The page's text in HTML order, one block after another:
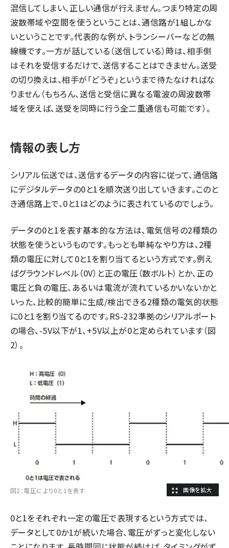
混信してしまい、正しい通信が行えません。つまり特定の周
波数帯域や空間を使うということは、通信路が1組しかな
いということです。代表的な例が、トランシーバーなどの無
線機です。一方が話している（送信している）時は、相手側
はそれを受信するだけで、送信することはできません。送受
の切り換えは、相手が「どうぞ」というまで待たなければな
りません（もちろん、送信と受信に異なる電波の周波数帯
域を使えば、送受を同時に行う全二重通信も可能です）。
情報の表し方
シリアル伝送では、送信するデータの内容に従って、通信路
にデジタルデータの0と1を順次送り出していきます。このと
き通信路上で、0と1はどのように表されているのでしょう。
データの0と1を表す基本的な方法は、電気信号の2種類の
状態を使うというものです。もっとも単純なやり方は、2種
類の電圧に対して0と1を割り当てるという方式です。例え
ばグラウンドレベル（0V）と正の電圧（数ボルト）とか、正の
電圧と負の電圧、あるいは電流が流れているかいないかと
いった、比較的簡単に生成/検出できる2種類の電気的状態
に0と1を割り当てるのです。RS-232準拠のシリアルポート
の場合、-5V以下が1、+5V以上が0と定められています（図
2）。
図2：電圧により0と1を表す
0と1をそれぞれ一定の電圧で表現するという方式では、
データとして0か1が続いた場合、電圧がずっと変化しない